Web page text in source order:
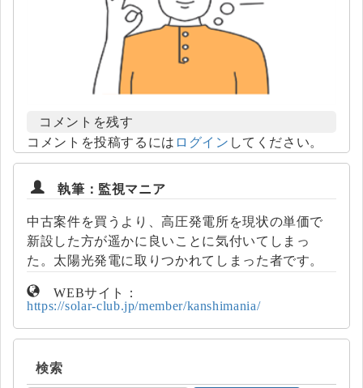
コメントを残す
コメントを投稿するには ログイン してください。
執筆：監視マニア
中古案件を買うより、高圧発電所を現状の単価で
新設した方が遥かに良いことに気付いてしまっ
た。太陽光発電に取りつかれてしまった者です。
WEBサイト：
https://solar-club.jp/member/kanshimania/
検索